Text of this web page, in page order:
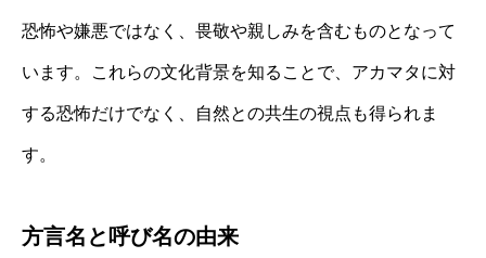
恐怖や嫌悪ではなく、畏敬や親しみを含むものとなって
います。これらの文化背景を知ることで、アカマタに対
する恐怖だけでなく、自然との共生の視点も得られま
す。
方言名と呼び名の由来